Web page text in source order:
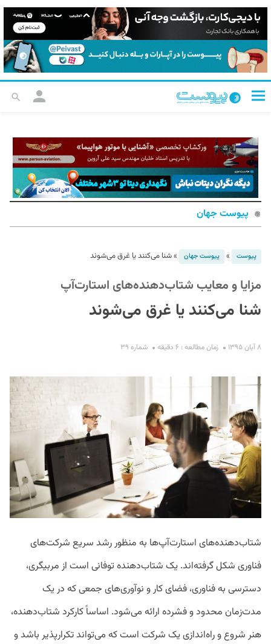
پیوست جهان
پیوست » پیوست جهان »شنا می‌کنند یا غرق می‌شوند
مزایا و معایب شتاب‌دهنده‌های استارت‌آپ
شنا می‌کنند یا غرق می‌شوند
۸ آبان ۱۳۹۵ زمان مطالعه : ۶ دقیقه شماره ۳۹
شتاب‌دهنده‌های استارت‌آپ‌ها به منظور رشد سریع شرکت‌های
فناوری شکل گرفته‌اند. یک شتاب‌دهنده توفانی است از مربیگری،
دسترسی به فناوری، فضای کار و نوآوری‌های جمعی که در یک
مدت‌زمان محدود و فشرده ارائه می‌شود. اساساً کارکرد شتاب‌دهنده،
هنر شروع و راه‌اندازی یک شرکت است که می‌تواند تکرارپذیر باشد و